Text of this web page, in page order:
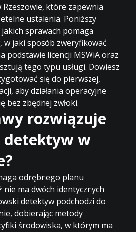
które zapewnia
ustalenia. Poniższy
sprawach pomaga
w jaki sposób zweryfikować
podstawie licencji MSWiA oraz
tego typu usługi. Dowiesz
się do pierwszej,
aby działania operacyjne
bez zbędnej zwłoki.
rozwiązuje
w
odrębnego planu
nie ma dwóch identycznych
detektyw podchodzi do
dobierając metody
środowiska, w którym ma